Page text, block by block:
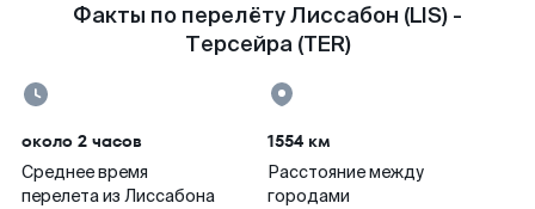
Факты по перелёту Лиссабон (LIS) -
Терсейра (TER)
около 2 часов
Среднее время
перелета из Лиссабона
1554 км
Расстояние между
городами